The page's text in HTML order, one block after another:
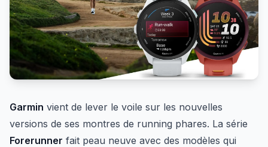
Garmin vient de lever le voile sur les nouvelles
versions de ses montres de running phares. La série
Forerunner fait peau neuve avec des modèles qui